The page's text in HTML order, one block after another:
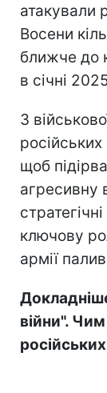
атакували
Восени
ближче до
в січні
З
щоб
агресивну
ключову
армії
війни".